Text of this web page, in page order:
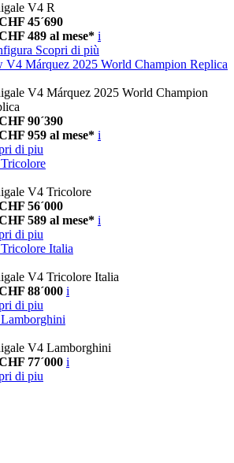
V4 R
45´690
489 al mese* i
Scopri di più
V4 Márquez 2025 World Champion Replica
V4 Márquez 2025 World Champion
90´390
959 al mese* i
di piu
V4 Tricolore
56´000
589 al mese* i
di piu
Italia
V4 Tricolore Italia
88´000 i
di piu
V4 Lamborghini
77´000 i
di piu